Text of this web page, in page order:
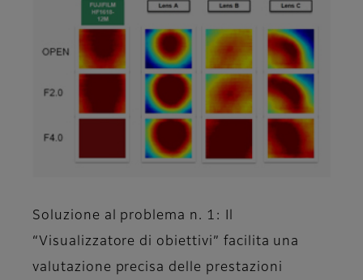
Soluzione al problema n. 1: Il
“Visualizzatore di obiettivi” facilita una
valutazione precisa delle prestazioni